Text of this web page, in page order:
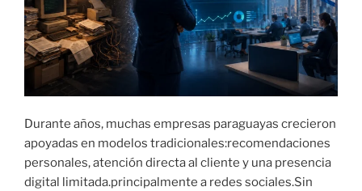
Durante años, muchas empresas paraguayas crecieron
apoyadas en modelos tradicionales:recomendaciones
personales, atención directa al cliente y una presencia
digital limitada.principalmente a redes sociales.Sin